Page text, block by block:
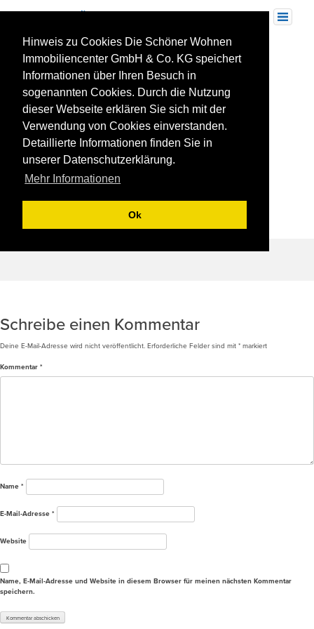
Hinweis zu Cookies Die Schöner Wohnen
Immobiliencenter GmbH & Co. KG speichert
Informationen über Ihren Besuch in
sogenannten Cookies. Durch die Nutzung
dieser Webseite erklären Sie sich mit der
Verwendung von Cookies einverstanden.
Detaillierte Informationen finden Sie in
unserer Datenschutzerklärung.
Mehr Informationen
Ok
Toggle
navigation
07-04-2017
Schreibe einen Kommentar
Deine E-Mail-Adresse wird nicht veröffentlicht. Erforderliche Felder sind mit * markiert
Kommentar *
Name *
E-Mail-Adresse *
Website
Name, E-Mail-Adresse und Website in diesem Browser für meinen nächsten Kommentar
speichern.